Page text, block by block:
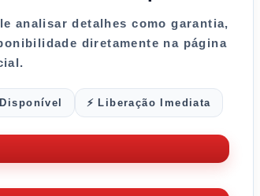
analisar detalhes comogarantia,
diretamente na página
⚡ Liberação Imediata